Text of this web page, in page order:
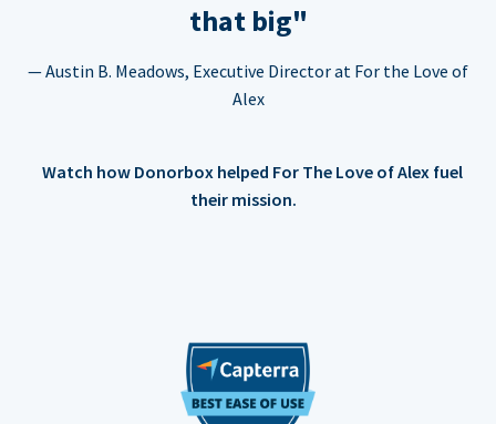
that big"
— Austin B. Meadows, Executive Director at For the Love of
Alex
Watch how Donorbox helped For The Love of Alex fuel
their mission.